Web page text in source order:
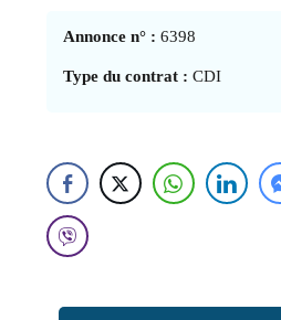
Annonce n° :6398
Type du contrat : CDI